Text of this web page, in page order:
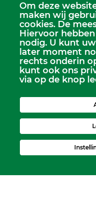
Scriba
Dhr. Leen Kruithof
scriba@kerkheerjansdam.nl
Om deze
maken wij
cookies. De
Hiervoor
nodig. U kunt
later moment
rechts onderin
kunt ook ons
via op de knop